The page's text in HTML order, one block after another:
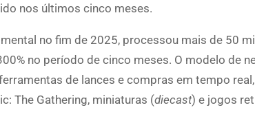
nos últimos cinco meses.
no fim de 2025, processou mais de 50
no período de cinco meses. O modelo de
de lances e compras em tempo
The Gathering, miniaturas (diecast) e jogos